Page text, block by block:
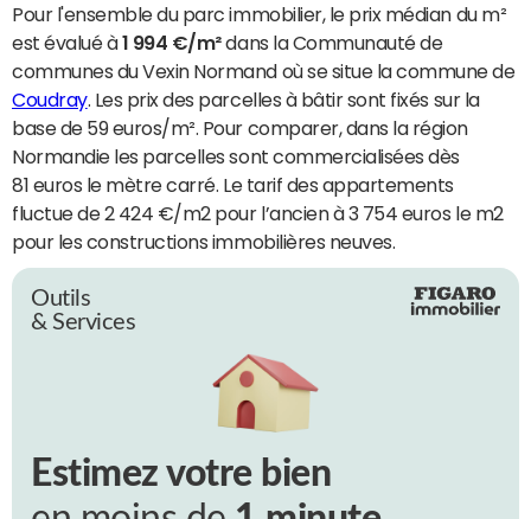
Pour l'ensemble du parc immobilier, le prix médian du m²
est évalué à1 994 €/m²dans la Communauté de
communes du Vexin Normand où se situe la commune de
Coudray. Les prix des parcelles à bâtir sont fixés sur la
base de 59 euros/m². Pour comparer, dans la région
Normandie les parcelles sont commercialisées dès
81 euros le mètre carré. Le tarif des appartements
fluctue de 2 424 €/m2 pour l’ancien à 3 754 euros le m2
pour les constructions immobilières neuves.
Outils
& Services
Estimez votre bien